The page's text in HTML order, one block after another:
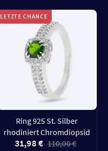
LETZTE CHANCE
Ring 925 St. Silber
rhodiniert Chromdiopsid
31,98 € 110,00 €